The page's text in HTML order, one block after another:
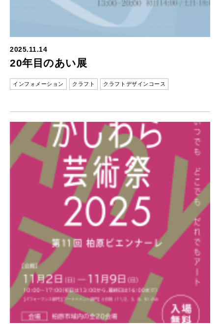
2025.11.14
20年目のあい展
インフォメーション クラフト クラフトデザインコース